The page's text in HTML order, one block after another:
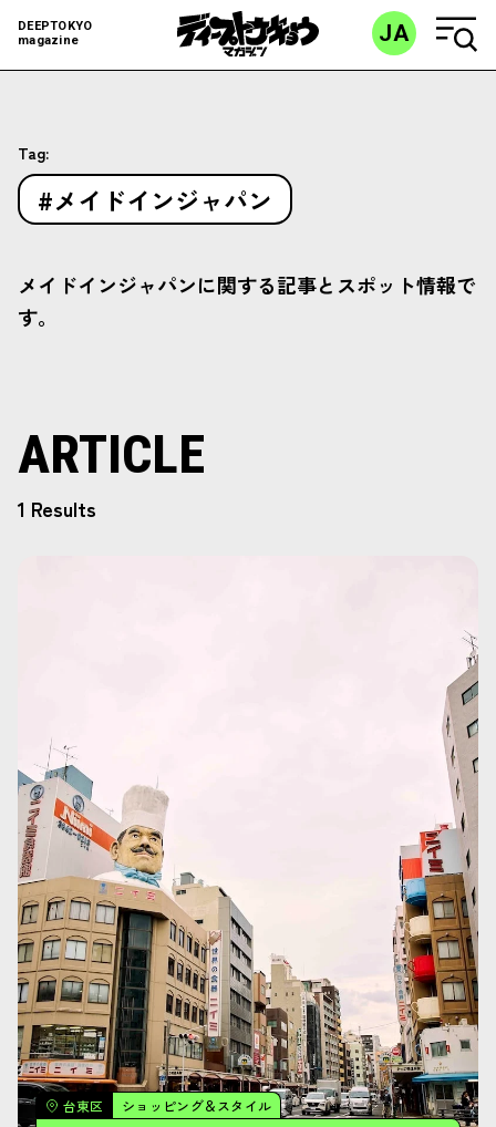
DEEPTOKYO
magazine
JA
Tag:
#メイドインジャパン
メイドインジャパンに関する記事とスポット情報で
す。
ARTICLE
1 Results
台東区 ショッピング＆スタイル